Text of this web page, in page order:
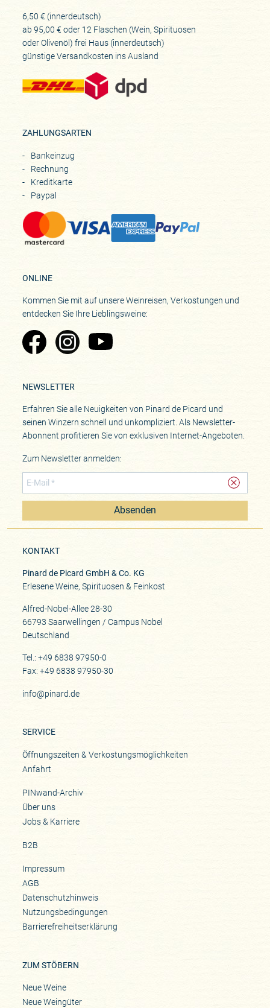
6,50 € (innerdeutsch)
ab 95,00 € oder 12 Flaschen (Wein, Spirituosen
oder Olivenöl) frei Haus (innerdeutsch)
günstige Versandkosten ins Ausland
ZAHLUNGSARTEN
Bankeinzug
Rechnung
Kreditkarte
Paypal
ONLINE
Kommen Sie mit auf unsere Weinreisen, Verkostungen und
entdecken Sie Ihre Lieblingsweine:
Zu Pinard's Facebook-Seite
Zu Pinard's Instagram-Seite
Zu Pinard's YouTube-Seite
NEWSLETTER
Erfahren Sie alle Neuigkeiten von Pinard de Picard und
seinen Winzern schnell und unkompliziert. Als Newsletter-
Abonnent profitieren Sie von exklusiven Internet-Angeboten.
Zum Newsletter anmelden:
Absenden
KONTAKT
Pinard de Picard GmbH & Co. KG
Erlesene Weine, Spirituosen & Feinkost
Alfred-Nobel-Allee 28-30
66793 Saarwellingen / Campus Nobel
Deutschland
Tel.: +49 6838 97950-0
Fax: +49 6838 97950-30
info@pinard.de
SERVICE
Öffnungszeiten & Verkostungsmöglichkeiten
Anfahrt
PINwand-Archiv
Über uns
Jobs & Karriere
B2B
Impressum
AGB
Datenschutzhinweis
Nutzungsbedingungen
Barrierefreiheitserklärung
ZUM STÖBERN
Neue Weine
Neue Weingüter